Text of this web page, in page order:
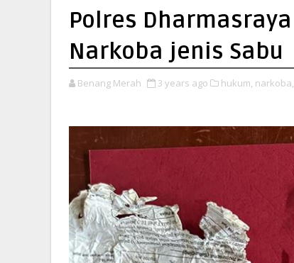
Polres
Narkoba jenis Sabu
Benang Merah 3 years ago hukum, narkoba,